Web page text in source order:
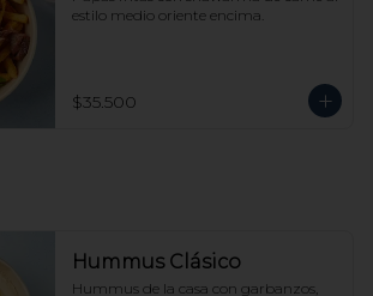
estilo medio oriente encima.
$35.500
Hummus Clásico
Hummus de la casa con garbanzos,